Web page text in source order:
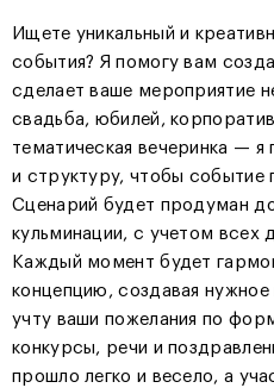
Ищете уникальный и
события? Я помогу вам
сделает ваше мероприятие
свадьба, юбилей,
тематическая вечеринка —
и структуру, чтобы событие
Сценарий будет продуман
кульминации, с учетом всех
Каждый момент будет
концепцию, создавая
учту ваши пожелания по
конкурсы, речи и
прошло легко и весело, а